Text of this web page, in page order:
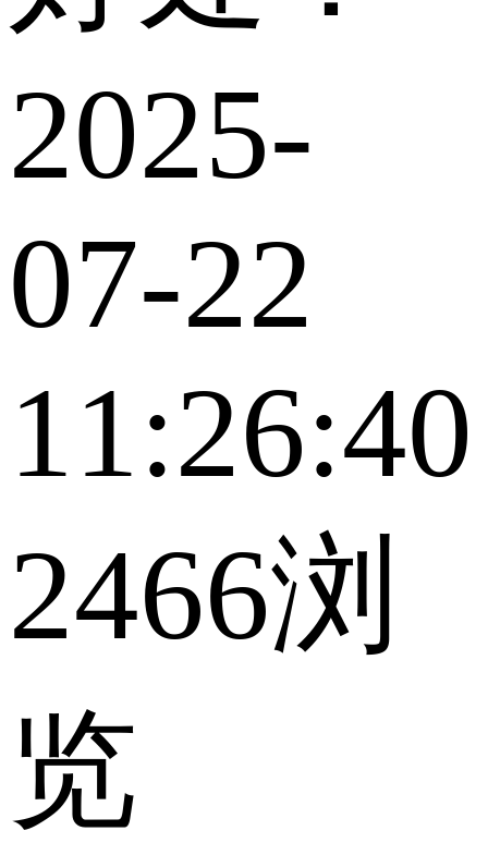
2025-
07-22
11:26:40
2466浏
览